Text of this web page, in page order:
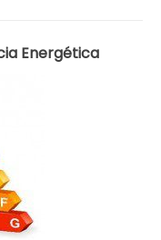
Energética